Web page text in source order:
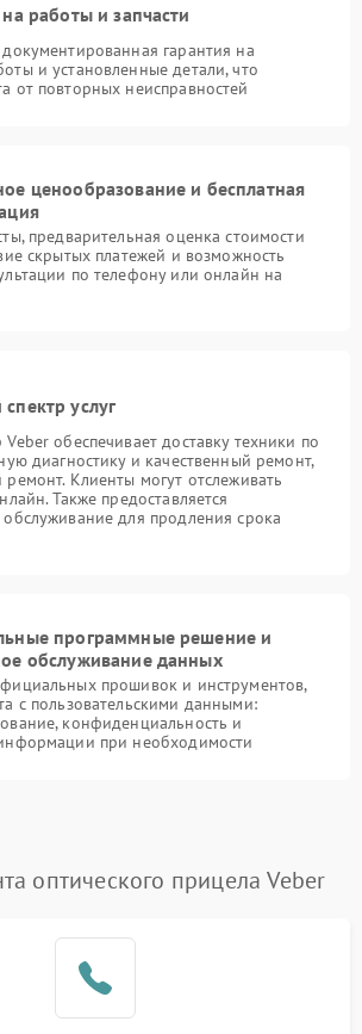
на работы и запчасти
документированная гарантия на
и установленные детали, что
от повторных неисправностей
ценообразование и бесплатная
предварительная оценка стоимости
скрытых платежей и возможность
по телефону или онлайн на
услуг
обеспечивает доставку техники по
диагностику и качественный ремонт,
Клиенты могут отслеживать
Также предоставляется
обслуживание для продления срока
программные решение и
обслуживание данных
прошивок и инструментов,
с пользовательскими данными:
конфиденциальность и
при необходимости
оптического прицела Veber